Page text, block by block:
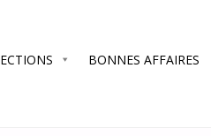
BONNES AFFAIRES